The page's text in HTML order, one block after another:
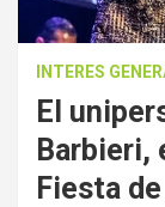
INTERES
El
Barbieri,
Fiesta